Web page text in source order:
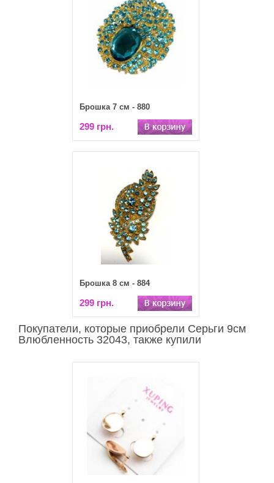
Брошка 7 см - 880
299 грн.
Брошка 8 см - 884
299 грн.
Покупатели, которые приобрели Серьги 9см
Влюбленность 32043, также купили